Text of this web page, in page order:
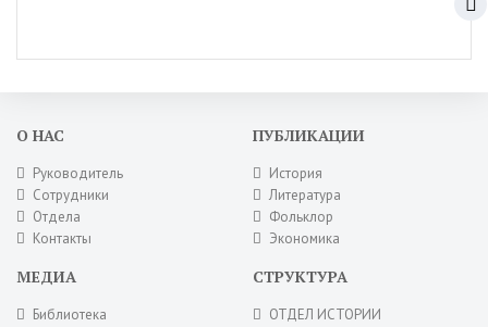
О НАС
Руководитель
Сотрудники
Отдела
Контакты
ПУБЛИКАЦИИ
История
Литература
Фольклор
Экономика
МЕДИА
Библиотека
СТРУКТУРА
ОТДЕЛ ИСТОРИИ